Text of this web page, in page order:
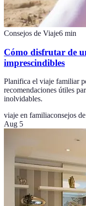
Consejos de Viaje6 min
Cómo disfrutar de
imprescindibles
Planifica el viaje familiar
recomendaciones útiles
inolvidables.
viaje en familiaconsejos
Aug 5